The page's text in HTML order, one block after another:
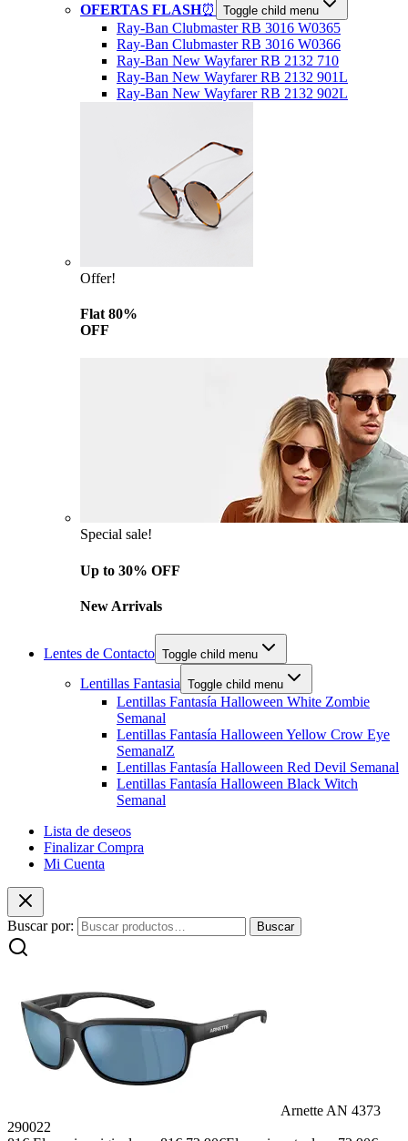
OFERTAS FLASH⏰ Toggle child menu
Ray-Ban Clubmaster RB 3016 W0365
Ray-Ban Clubmaster RB 3016 W0366
Ray-Ban New Wayfarer RB 2132 710
Ray-Ban New Wayfarer RB 2132 901L
Ray-Ban New Wayfarer RB 2132 902L
Offer!
Flat 80%
OFF
Special sale!
Up to 30% OFF
New Arrivals
Lentes de Contacto Toggle child menu
Lentillas Fantasia Toggle child menu
Lentillas Fantasía Halloween White Zombie
Semanal
Lentillas Fantasía Halloween Yellow Crow Eye
SemanalZ
Lentillas Fantasía Halloween Red Devil Semanal
Lentillas Fantasía Halloween Black Witch
Semanal
Lista de deseos
Finalizar Compra
Mi Cuenta
Buscar por: Buscar
Arnette AN 4373
290022